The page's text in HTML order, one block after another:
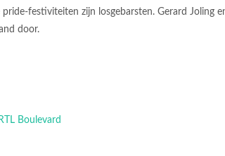
festiviteiten zijn losgebarsten. Gerard Joling
door.
Boulevard